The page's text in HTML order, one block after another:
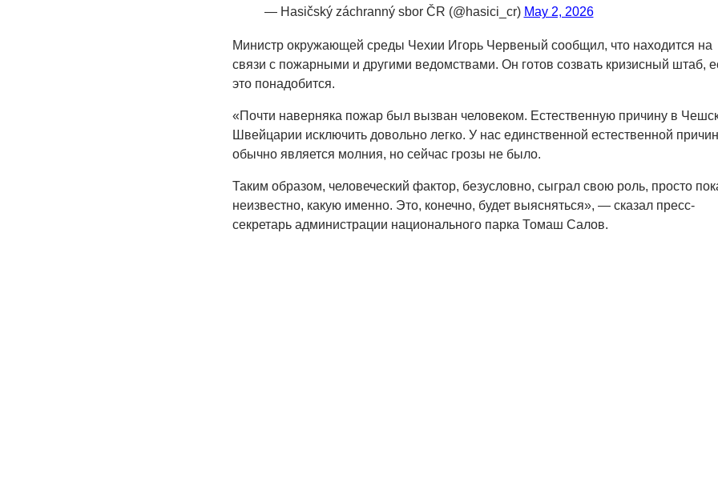
— Hasičský záchranný sbor ČR (@hasici_cr) May 2, 2026
Министр окружающей среды Чехии Игорь Червеный сообщил, что находится на
связи с пожарными и другими ведомствами. Он готов созвать кризисный штаб,
это понадобится.
«Почти наверняка пожар был вызван человеком. Естественную причину в
Швейцарии исключить довольно легко. У нас единственной естественной
обычно является молния, но сейчас грозы не было.
Таким образом, человеческий фактор, безусловно, сыграл свою роль, просто
неизвестно, какую именно. Это, конечно, будет выясняться», — сказал пресс-
секретарь администрации национального парка Томаш Салов.